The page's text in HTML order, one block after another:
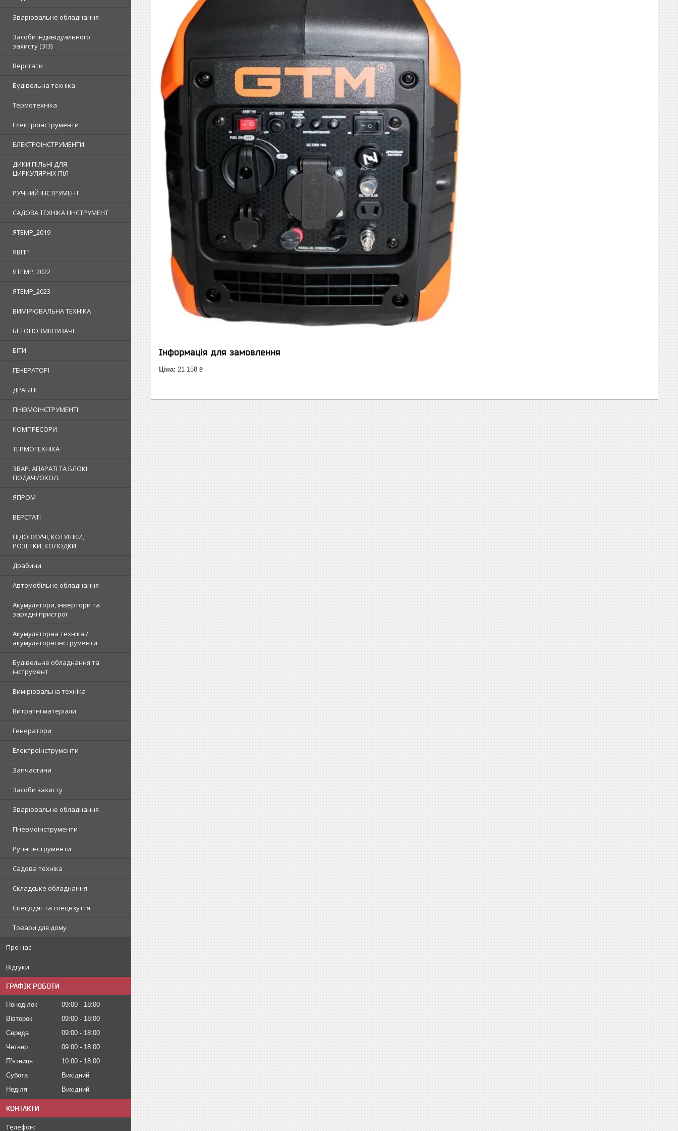
Зварювальне обладнання
Засоби індивідуального
захисту (ЗІЗ)
Верстати
Будівельна техніка
Термотехніка
Електроінструменти
ЕЛЕКТРОІНСТРУМЕНТИ
ДИКИ ПІЛЬНІ ДЛЯ
ЦИРКУЛЯРНІХ ПІЛ
РУЧНИЙ ІНСТРУМЕНТ
САДОВА ТЕХНІКА І ІНСТРУМЕНТ
ЯTEMP_2019
ЯВПП
ЯTEMP_2022
ЯTEMP_2023
ВИМІРЮВАЛЬНА ТЕХНІКА
БЕТОНОЗМІШУВАЧІ
БІТИ
ГЕНЕРАТОРІ
ДРАБІНІ
ПНІВМОІНСТРУМЕНТІ
КОМПРЕСОРИ
ТЕРМОТЕХНІКА
ЗВАР. АПАРАТІ ТА БЛОКІ
ПОДАЧІ/ОХОЛ.
ЯПРОМ
ВЕРСТАТІ
ПІДОВЖУЧІ, КОТУШКИ,
РОЗЕТКИ, КОЛОДКИ
Драбини
Автомобільне обладнання
Акумулятори, інвертори та
зарядні пристрої
Акумуляторна техніка /
акумуляторні інструменти
Будівельне обладнання та
інструмент
Вимірювальна техніка
Витратні матеріали
Генератори
Електроінструменти
Запчастини
Засоби захисту
Зварювальне обладнання
Пневмоінструменти
Ручні інструменти
Садова техніка
Складське обладнання
Спецодяг та спецвзуття
Товари для дому
Про нас
Відгуки
ГРАФІК РОБОТИ
Понеділок 09:00
18:00
Вівторок
09:00
18:00
Середа
09:00
18:00
Четвер
09:00
18:00
Пʼятниця
10:00
18:00
Субота
Вихідний
Неділя
Вихідний
КОНТАКТИ
Інформація для замовлення
Ціна: 21 158 ₴